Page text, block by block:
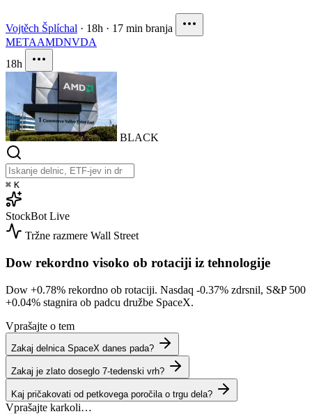
Vojtěch Šplíchal · 18h · 17 min branja
METAAMDNVDA
18h
BLACK
⌘ K
StockBot Live
Tržne razmere Wall Street
Dow rekordno visoko ob rotaciji iz tehnologije
Dow +0.78% rekordno ob rotaciji. Nasdaq -0.37% zdrsnil, S&P 500
+0.04% stagnira ob padcu družbe SpaceX.
Vprašajte o tem
Zakaj delnica SpaceX danes pada?
Zakaj je zlato doseglo 7-tedenski vrh?
Kaj pričakovati od petkovega poročila o trgu dela?